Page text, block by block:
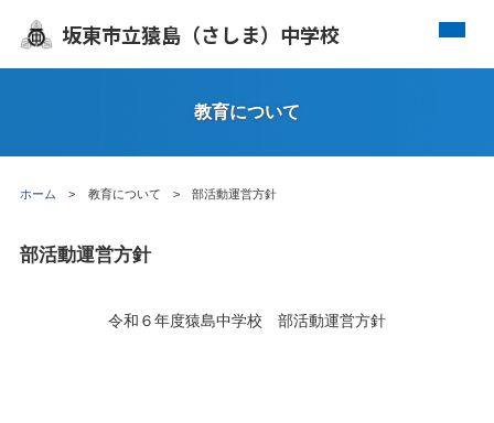
坂東市立猿島（さしま）中学校
教育について
ホーム 教育について 部活動運営方針
部活動運営方針
令和６年度猿島中学校 部活動運営方針